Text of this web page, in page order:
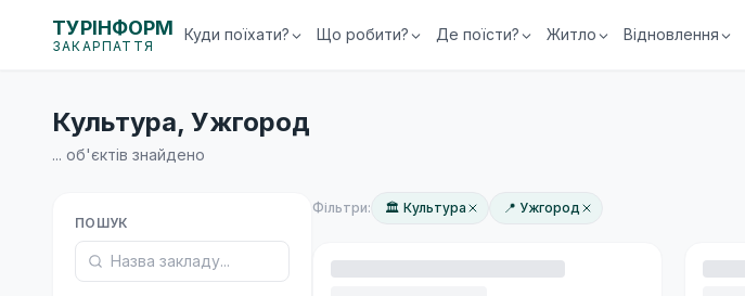
ТУРІНФОРМ
ЗАКАРПАТТЯ
Куди поїхати? Що робити? Де поїсти? Житло Відновлення
Культура, Ужгород
... об'єктів знайдено
ПОШУК
Фільтри: 🏛 Культура 📍 Ужгород